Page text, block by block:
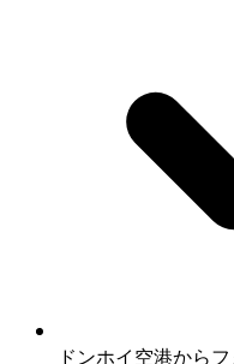
ドンホイ空港から